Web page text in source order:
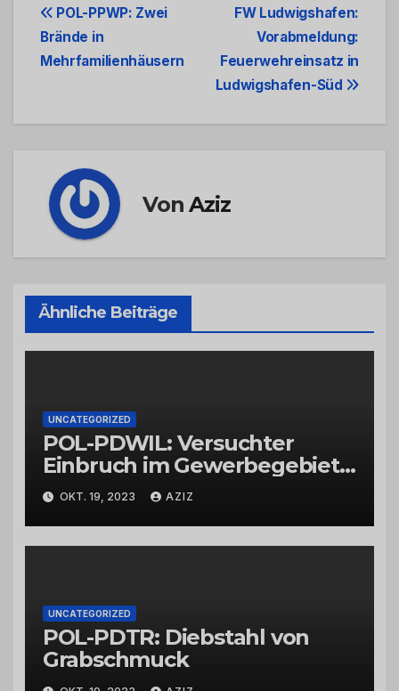
Beitrags-
Navigation
FW Ludwigshafen:
Vorabmeldung:
Feuerwehreinsatz in
Ludwigshafen-Süd
POL-PPWP: Zwei
Brände in
Mehrfamilienhäusern
VonAziz
Ähnliche Beiträge
UNCATEGORIZED
POL-PDWIL: Versuchter
Einbruch im Gewerbegebiet
Wittlich
OKT. 19, 2023 AZIZ
UNCATEGORIZED
POL-PDTR: Diebstahl von
Grabschmuck